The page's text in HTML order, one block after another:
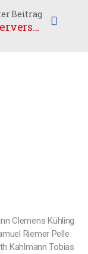
Beitrag
Mitgliederversammlung – Erinnerung
Clemens Kühling
Riemer Pelle
Kahlmann Tobias